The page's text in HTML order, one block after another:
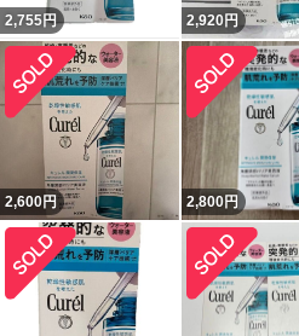
2,755円 2,920円
2,600円 2,800円